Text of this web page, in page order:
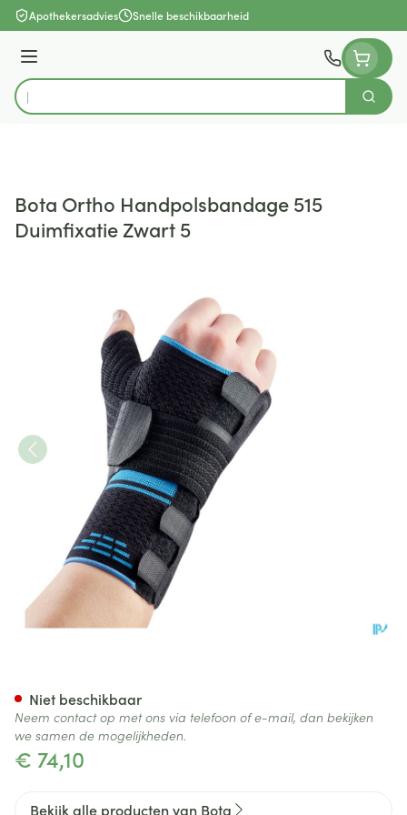
Ga naar de inhoud
Apothekersadvies Snelle beschikbaarheid
Menu
Product, merk, categorie...
Zoek
Bota Ortho Handpolsbandage 515
Duimfixatie Zwart 5
€ 74,10
Niet beschikbaar
Neem contact op met ons via telefoon of e-mail, dan bekijken
we samen de mogelijkheden.
Bekijk alle producten van Bota